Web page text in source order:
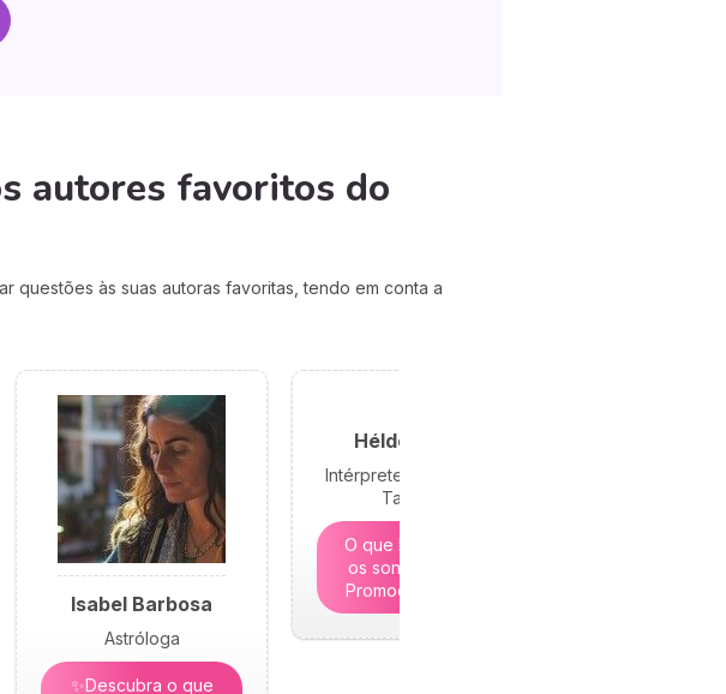
autores favoritos do
questões às suas autoras favoritas, tendo em conta a
Isabel Barbosa
Astróloga
✨Descubra o que
Hélder Sousa
Intérprete de Sonhos e
Tarólogo
O que lhe revelam
os sonhos? | 5€ -
Promoção limitada